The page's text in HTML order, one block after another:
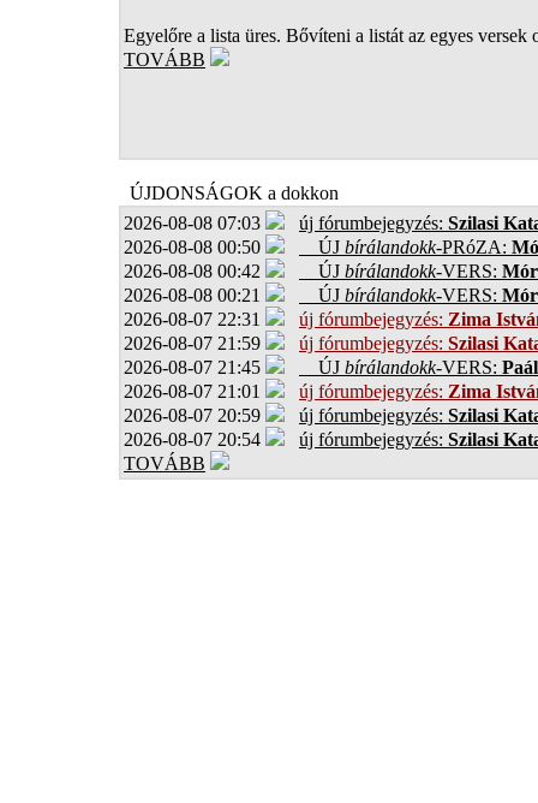
Egyelőre a lista üres. Bővíteni a listát az egyes versek
TOVÁBB
ÚJDONSÁGOK a dokkon
2026-08-08 07:03
új fórumbejegyzés: Szilasi
2026-08-08 00:50
ÚJ bírálandokk-PRóZA:
2026-08-08 00:42
ÚJ bírálandokk-VERS:
2026-08-08 00:21
ÚJ bírálandokk-VERS:
2026-08-07 22:31
új fórumbejegyzés: Zima
2026-08-07 21:59
új fórumbejegyzés: Szilasi
2026-08-07 21:45
ÚJ bírálandokk-VERS:
2026-08-07 21:01
új fórumbejegyzés: Zima
2026-08-07 20:59
új fórumbejegyzés: Szilasi
2026-08-07 20:54
új fórumbejegyzés: Szilasi
TOVÁBB